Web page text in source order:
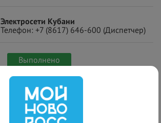
Электросети Кубани
Телефон: +7 (8617) 646-600 (Диспетчер)
Выполнено